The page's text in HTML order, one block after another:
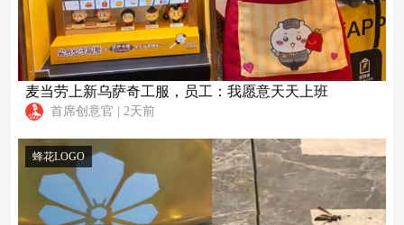
麦当劳上新乌萨奇工服，员工：我愿意天天上班
首席创意官 | 2天前
蜂花LOGO